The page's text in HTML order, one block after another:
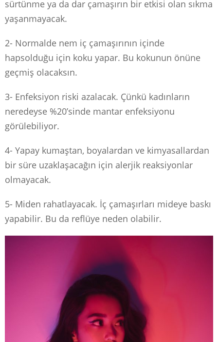
sürtünme ya da dar çamaşırın bir etkisi olan sıkma
yaşanmayacak.
2- Normalde nem iç çamaşırının içinde
hapsolduğu için koku yapar. Bu kokunun önüne
geçmiş olacaksın.
3- Enfeksiyon riski azalacak. Çünkü kadınların
neredeyse %20’sinde mantar enfeksiyonu
görülebiliyor.
4- Yapay kumaştan, boyalardan ve kimyasallardan
bir süre uzaklaşacağın için alerjik reaksiyonlar
olmayacak.
5- Miden rahatlayacak. İç çamaşırları mideye baskı
yapabilir. Bu da reflüye neden olabilir.